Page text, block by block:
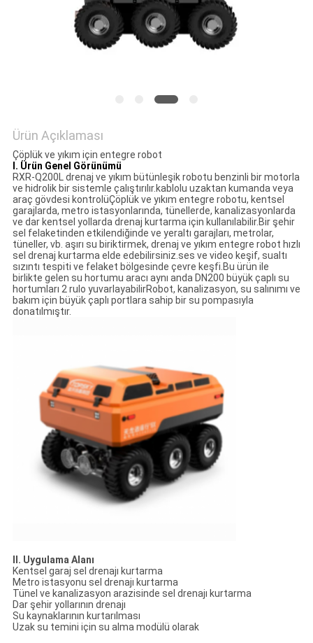
PRIVACY
POLICY
Ürün Açıklaması
Çöplük ve yıkım için entegre robot
I. Ürün Genel Görünümü
RXR-Q200L drenaj ve yıkım bütünleşik robotu benzinli bir motorla
ve hidrolik bir sistemle çalıştırılır.kablolu uzaktan kumanda veya
araç gövdesi kontrolüÇöplük ve yıkım entegre robotu, kentsel
garajlarda, metro istasyonlarında, tünellerde, kanalizasyonlarda
ve dar kentsel yollarda drenaj kurtarma için kullanılabilir.Bir şehir
sel felaketinden etkilendiğinde ve yeraltı garajları, metrolar,
tüneller, vb. aşırı su biriktirmek, drenaj ve yıkım entegre robot hızlı
sel drenaj kurtarma elde edebilirsiniz.ses ve video keşif, sualtı
sızıntı tespiti ve felaket bölgesinde çevre keşfi.Bu ürün ile
birlikte gelen su hortumu aracı aynı anda DN200 büyük çaplı su
hortumları 2 rulo yuvarlayabilirRobot, kanalizasyon, su salınımı ve
bakım için büyük çaplı portlara sahip bir su pompasıyla
donatılmıştır.
II. Uygulama Alanı
Kentsel garaj sel drenajı kurtarma
Metro istasyonu sel drenajı kurtarma
Tünel ve kanalizasyon arazisinde sel drenajı kurtarma
Dar şehir yollarının drenajı
Su kaynaklarının kurtarılması
Uzak su temini için su alma modülü olarak